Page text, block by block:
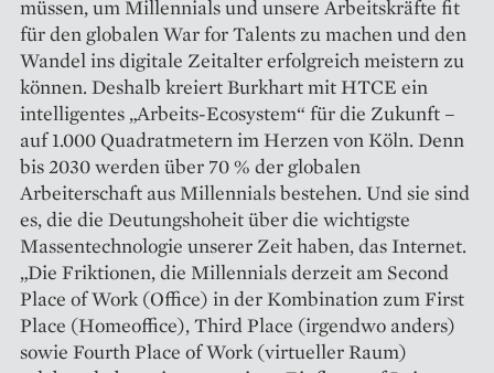
müssen, um Millennials und unsere Arbeitskräfte fit
für den globalen War for Talents zu machen und den
Wandel ins digitale Zeitalter erfolgreich meistern zu
können. Deshalb kreiert Burkhart mit HTCE ein
intelligentes „Arbeits-Ecosystem“ für die Zukunft –
auf 1.000 Quadratmetern im Herzen von Köln. Denn
bis 2030 werden über 70 % der globalen
Arbeiterschaft aus Millennials bestehen. Und sie sind
es, die die Deutungshoheit über die wichtigste
Massentechnologie unserer Zeit haben, das Internet.
„Die Friktionen, die Millennials derzeit am Second
Place of Work (Office) in der Kombination zum First
Place (Homeoffice), Third Place (irgendwo anders)
sowie Fourth Place of Work (virtueller Raum)